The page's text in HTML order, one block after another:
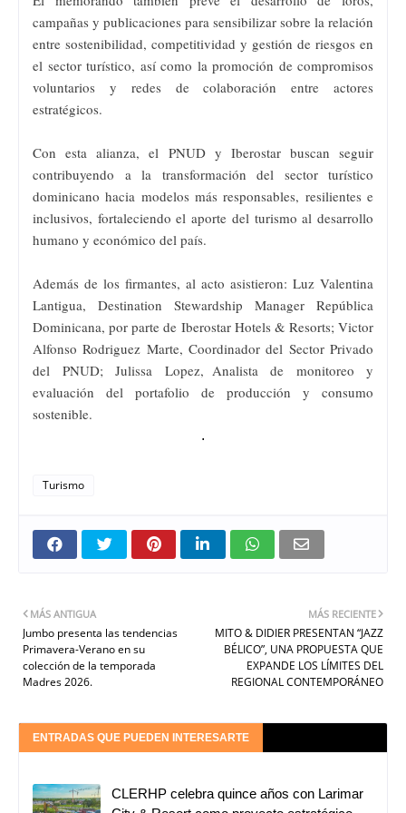
campañas y publicaciones para sensibilizar sobre la relación
entre sostenibilidad, competitividad y gestión de riesgos en
el sector turístico, así como la promoción de compromisos
voluntarios y redes de colaboración entre actores
estratégicos.
Con esta alianza, el PNUD y Iberostar buscan seguir
contribuyendo a la transformación del sector turístico
dominicano hacia modelos más responsables, resilientes e
inclusivos, fortaleciendo el aporte del turismo al desarrollo
humano y económico del país.
Además de los firmantes, al acto asistieron: Luz Valentina
Lantigua, Destination Stewardship Manager República
Dominicana, por parte de Iberostar Hotels & Resorts; Victor
Alfonso Rodriguez Marte, Coordinador del Sector Privado
del PNUD; Julissa Lopez, Analista de monitoreo y
evaluación del portafolio de producción y consumo
sostenible.
.
Turismo
MÁS RECIENTE
MITO & DIDIER PRESENTAN “JAZZ
BÉLICO”, UNA PROPUESTA QUE
EXPANDE LOS LÍMITES DEL
REGIONAL CONTEMPORÁNEO
MÁS ANTIGUA
Jumbo presenta las tendencias
Primavera-Verano en su
colección de la temporada
Madres 2026.
ENTRADAS QUE PUEDEN INTERESARTE
CLERHP celebra quince años con Larimar